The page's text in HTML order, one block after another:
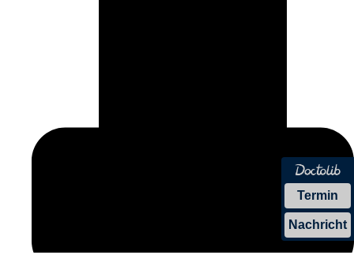
Termin
Nachricht